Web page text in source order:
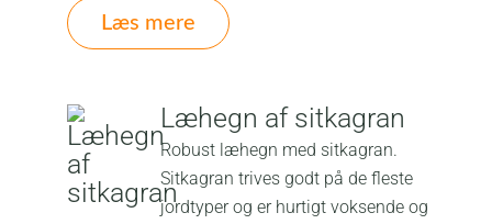
Læs mere
Læhegn af sitkagran
Robust læhegn med sitkagran.
Sitkagran trives godt på de fleste
jordtyper og er hurtigt voksende og